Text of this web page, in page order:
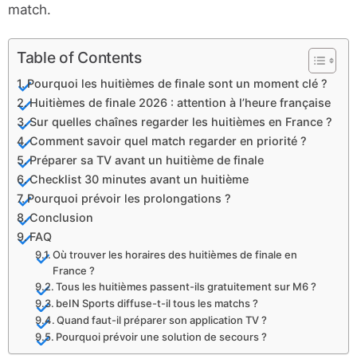
match.
Table of Contents
Pourquoi les huitièmes de finale sont un moment clé ?
Huitièmes de finale 2026 : attention à l’heure française
Sur quelles chaînes regarder les huitièmes en France ?
Comment savoir quel match regarder en priorité ?
Préparer sa TV avant un huitième de finale
Checklist 30 minutes avant un huitième
Pourquoi prévoir les prolongations ?
Conclusion
FAQ
Où trouver les horaires des huitièmes de finale en
France ?
Tous les huitièmes passent-ils gratuitement sur M6 ?
beIN Sports diffuse-t-il tous les matchs ?
Quand faut-il préparer son application TV ?
Pourquoi prévoir une solution de secours ?